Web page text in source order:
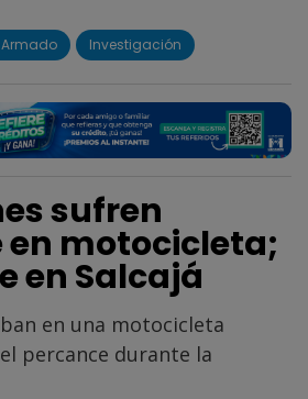
Investigación
sufren
motocicleta;
en Salcajá
en una motocicleta
percance durante la